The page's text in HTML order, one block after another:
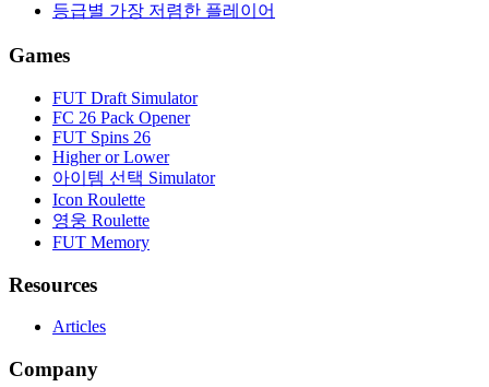
등급별 가장 저렴한 플레이어
Games
FUT Draft Simulator
FC 26 Pack Opener
FUT Spins 26
Higher or Lower
아이템 선택 Simulator
Icon Roulette
영웅 Roulette
FUT Memory
Resources
Articles
Company